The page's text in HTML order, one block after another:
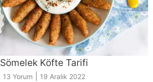
Sömelek Köfte Tarifi
13 Yorum 19 Aralık 2022